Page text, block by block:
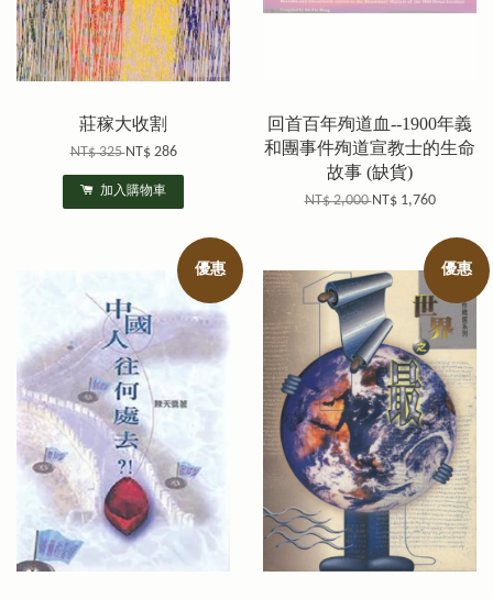
莊稼大收割
NT$ 325NT$ 286
加入購物車
回首百年殉道血--1900年義
和團事件殉道宣教士的生命
故事 (缺貨)
NT$ 2,000NT$ 1,760
優惠 優惠